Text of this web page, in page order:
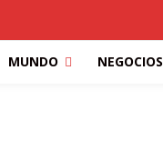
MUNDO NEGOCIOS